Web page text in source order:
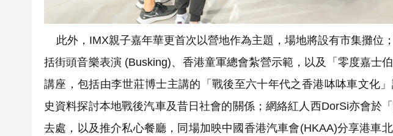
此外，IMX親子嘉年華更首次以營地作為主題，場地將設有市集攤位
括街頭音樂表演 (Busking)、香港童軍總會紮營示範，以及「零度嘉士
講座，包括由李世莊博士主講的「戰後至六十年代之香港呠呠車文化
史資料探討本地戰後汽車及昔日社會的關係；網絡紅人西DorSi亦會於
去處，以及推介私心餐廳，同場加映中國香港汽車會(HKAA)分享港車